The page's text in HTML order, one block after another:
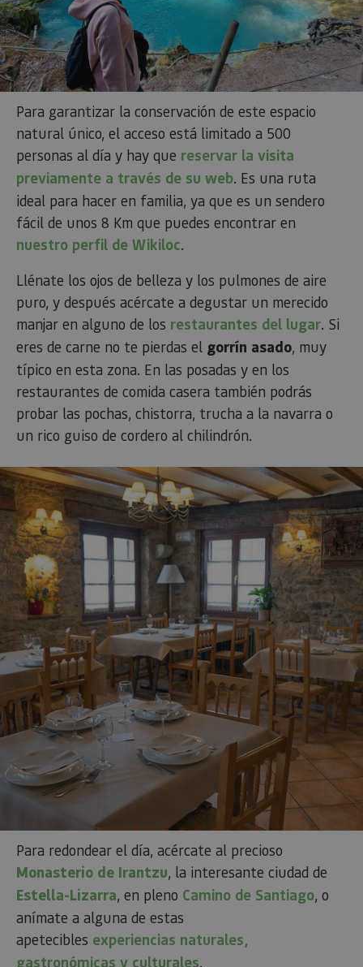
Para garantizar la conservación de este espacio
natural único, el acceso está limitado a 500
personas al día y hay que reservar la visita
previamente a través de su web. Es una ruta
ideal para hacer en familia, ya que es un sendero
fácil de unos 8 Km que puedes encontrar en
nuestro perfil de Wikiloc.
Llénate los ojos de belleza y los pulmones de aire
puro, y después acércate a degustar un merecido
manjar en alguno de los restaurantes del lugar. Si
eres de carne no te pierdas el gorrín asado, muy
típico en esta zona. En las posadas y en los
restaurantes de comida casera también podrás
probar las pochas, chistorra, trucha a la navarra o
un rico guiso de cordero al chilindrón.
Para redondear el día, acércate al precioso
Monasterio de Irantzu, la interesante ciudad de
Estella-Lizarra, en pleno Camino de Santiago, o
anímate a alguna de estas
apetecibles experiencias naturales,
gastronómicas y culturales.